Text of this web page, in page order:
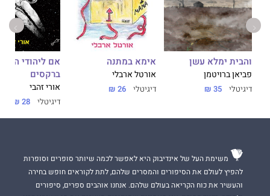
והבית ימלא עשן
פביאן ברויטמן
דיגיטלי 35 ₪
אימא במתנה
אורטל ארבלי
דיגיטלי 26 ₪
אם ליהודי
ברקסים
אורי זהבי
דיגיטלי 28 ₪
משימת העל של אינדיבוק היא לאפשר לכמה שיותר סופרים וסופרות
להפיץ לעולם את הסיפורים והמסרים שלהם, לתת לקוראים חופש בחירה
והעשיר את כוח הקריאה בעולם שלהם. אנחנו אוהבים ספרים, סיפורים